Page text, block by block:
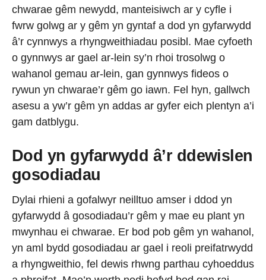
chwarae gêm newydd, manteisiwch ar y cyfle i
fwrw golwg ar y gêm yn gyntaf a dod yn gyfarwydd
â’r cynnwys a rhyngweithiadau posibl. Mae cyfoeth
o gynnwys ar gael ar-lein sy’n rhoi trosolwg o
wahanol gemau ar-lein, gan gynnwys fideos o
rywun yn chwarae’r gêm go iawn. Fel hyn, gallwch
asesu a yw’r gêm yn addas ar gyfer eich plentyn a’i
gam datblygu.
Dod yn gyfarwydd â’r ddewislen
gosodiadau
Dylai rhieni a gofalwyr neilltuo amser i ddod yn
gyfarwydd â gosodiadau’r gêm y mae eu plant yn
mwynhau ei chwarae. Er bod pob gêm yn wahanol,
yn aml bydd gosodiadau ar gael i reoli preifatrwydd
a rhyngweithio, fel dewis rhwng parthau cyhoeddus